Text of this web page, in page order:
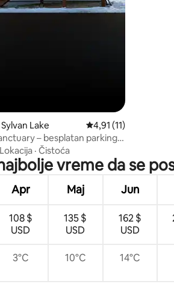
Lake Prosečna ocena 4,91
4,91 (11)
– besplatan parking
Lokacija · Čistoća
vreme da se
Apr Maj Jun
108 $
USD
135 $
USD
162 $
USD
3°C 10°C 14°C